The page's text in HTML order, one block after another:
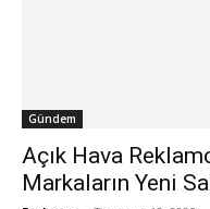
Gündem
Açık Hava
Markaların Yeni